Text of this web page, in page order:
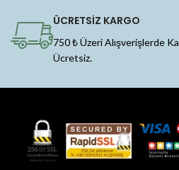
ÜCRETSİZ KARGO
750 ₺ Üzeri Alışverişlerde
Ücretsiz.